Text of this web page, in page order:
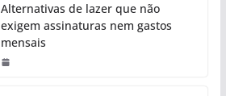
Alternativas de lazer que não
exigem assinaturas nem gastos
mensais